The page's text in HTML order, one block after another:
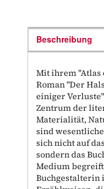
Beschreibung
Mit ihrem "Atlas
Roman "Der
einiger
Zentrum der
Materialität,
sind
sich nicht auf
sondern das
Medium
Buchgestalterin